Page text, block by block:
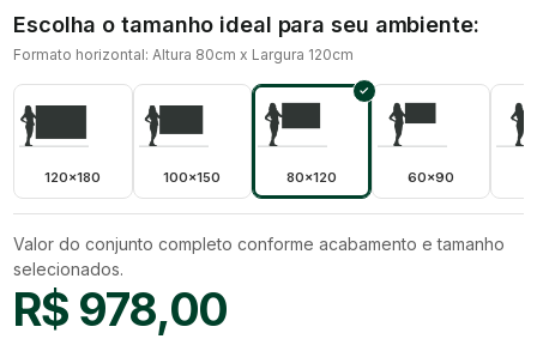
Escolha o tamanho ideal para seu ambiente:
Formato horizontal: Altura 80cm x Largura 120cm
120x180 100x150 80x120 60x90
Valor do conjunto completo conforme acabamento e tamanho
selecionados.
R$ 978,00